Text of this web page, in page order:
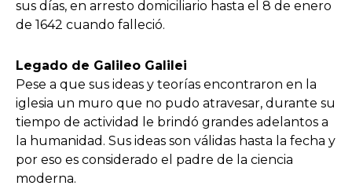
sus días, en arresto domiciliario hasta el 8 de enero
de 1642 cuando falleció.
Legado de Galileo Galilei
Pese a que sus ideas y teorías encontraron en la
iglesia un muro que no pudo atravesar, durante su
tiempo de actividad le brindó grandes adelantos a
la humanidad. Sus ideas son válidas hasta la fecha y
por eso es considerado el padre de la ciencia
moderna.